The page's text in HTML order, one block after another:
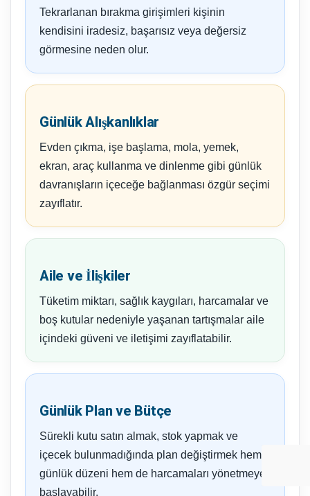
Tekrarlanan bırakma girişimleri kişinin
kendisini iradesiz, başarısız veya değersiz
görmesine neden olur.
Günlük Alışkanlıklar
Evden çıkma, işe başlama, mola, yemek,
ekran, araç kullanma ve dinlenme gibi günlük
davranışların içeceğe bağlanması özgür seçimi
zayıflatır.
Aile ve İlişkiler
Tüketim miktarı, sağlık kaygıları, harcamalar ve
boş kutular nedeniyle yaşanan tartışmalar aile
içindeki güveni ve iletişimi zayıflatabilir.
Günlük Plan ve Bütçe
Sürekli kutu satın almak, stok yapmak ve
içecek bulunmadığında plan değiştirmek hem
günlük düzeni hem de harcamaları yönetmeye
başlayabilir.